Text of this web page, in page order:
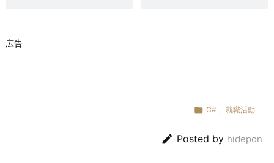
見
広告
 C# , 就職活動
 Posted by hidepon